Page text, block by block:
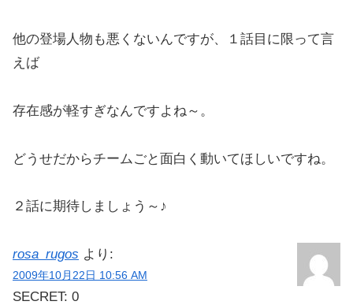
他の登場人物も悪くないんですが、１話目に限って言
えば
存在感が軽すぎなんですよね～。
どうせだからチームごと面白く動いてほしいですね。
２話に期待しましょう～♪
rosa_rugos より:
2009年10月22日 10:56 AM
SECRET: 0